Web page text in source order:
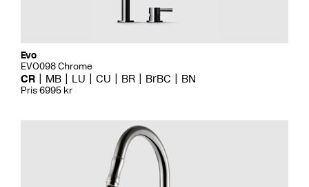
Evo
EVO098 Chrome
CR MB LU CU BR BrBC BN
Pris 6995 kr